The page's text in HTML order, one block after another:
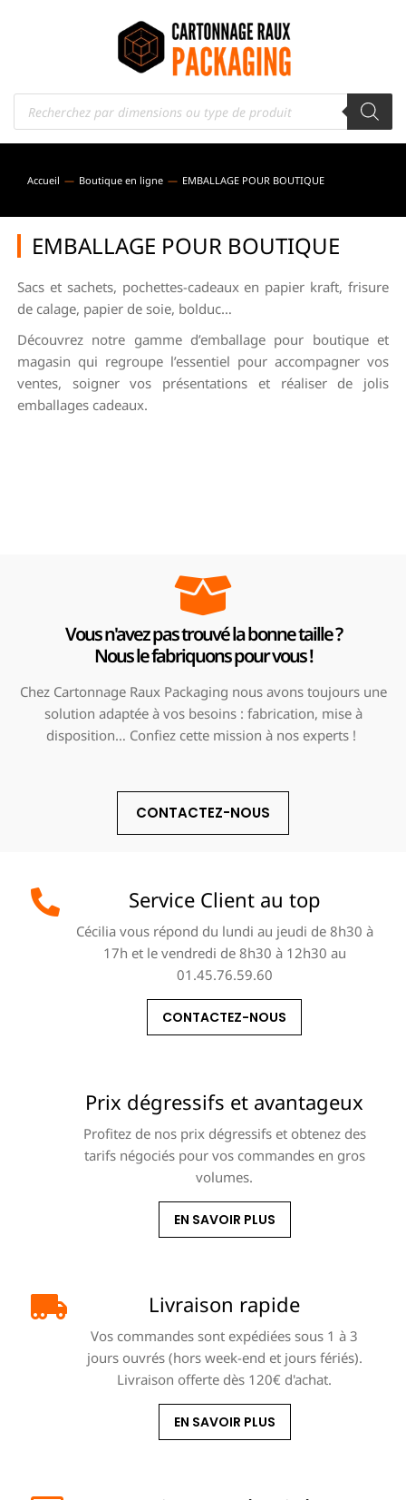
Vous êtes ici :
Accueil Boutique en ligne EMBALLAGE POUR BOUTIQUE
EMBALLAGE POUR BOUTIQUE
Sacs et sachets, pochettes-cadeaux en papier kraft, frisure
de calage, papier de soie, bolduc…
Découvrez notre gamme d’emballage pour boutique et
magasin qui regroupe l’essentiel pour accompagner vos
ventes, soigner vos présentations et réaliser de jolis
emballages cadeaux.
Vous n'avez pas trouvé la bonne taille ?
Nous le fabriquons pour vous !
Chez Cartonnage Raux Packaging nous avons toujours une
solution adaptée à vos besoins : fabrication, mise à
disposition… Confiez cette mission à nos experts !
CONTACTEZ-NOUS
Service Client au top
Cécilia vous répond du lundi au jeudi de 8h30 à
17h et le vendredi de 8h30 à 12h30 au
01.45.76.59.60
CONTACTEZ-NOUS
Prix dégressifs et avantageux
Profitez de nos prix dégressifs et obtenez des
tarifs négociés pour vos commandes en gros
volumes.
EN SAVOIR PLUS
Livraison rapide
Vos commandes sont expédiées sous 1 à 3
jours ouvrés (hors week-end et jours fériés).
Livraison offerte dès 120€ d'achat.
EN SAVOIR PLUS